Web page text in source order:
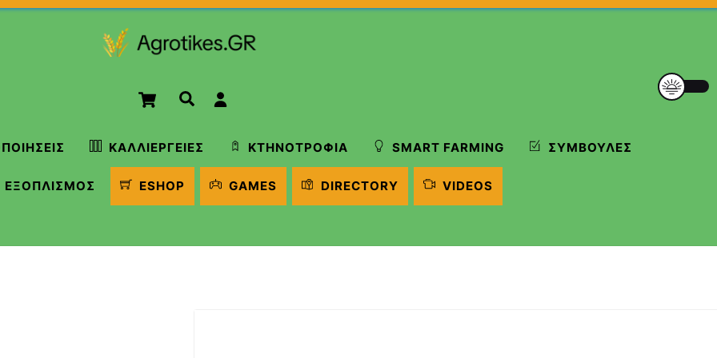
Cart Αναζήτηση
ΚΑΛΛΙΈΡΓΕΙΕΣ ΚΤΗΝΟΤΡΟΦΊΑ SMART FARMING ΣΥΜΒΟΥΛΈΣ
ΕΞΟΠΛΙΣΜΌΣ ESHOP GAMES DIRECTORY VIDEOS